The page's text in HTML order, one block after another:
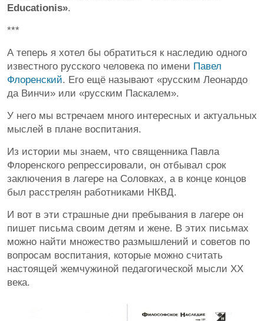
Educationis».
***
А теперь я хотел бы обратиться к наследию одного
известного русского человека по имени Павел
Флоренский. Его ещё называют «русским Леонардо
да Винчи» или «русским Паскалем».
У него мы встречаем много интересных и актуальных
мыслей в плане воспитания.
Из истории мы знаем, что священника Павла
Флоренского репрессировали, он отбывал срок
заключения в лагере на Соловках, а в конце концов
был расстрелян работниками НКВД.
И вот в эти страшные дни пребывания в лагере он
пишет письма своим детям и жене. В этих письмах
можно найти множество размышлений и советов по
вопросам воспитания, которые можно считать
настоящей жемчужиной педагогической мысли XX
века.